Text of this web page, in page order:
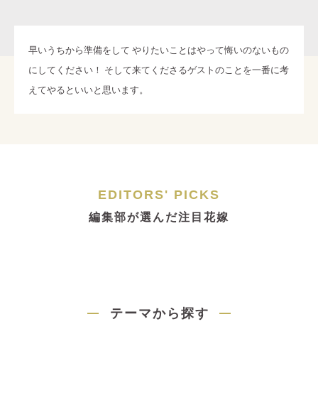
早いうちから準備をして やりたいことはやって悔いのないもの
にしてください！ そして来てくださるゲストのことを一番に考
えてやるといいと思います。
EDITORS' PICKS
編集部が選んだ注目花嫁
テーマから探す